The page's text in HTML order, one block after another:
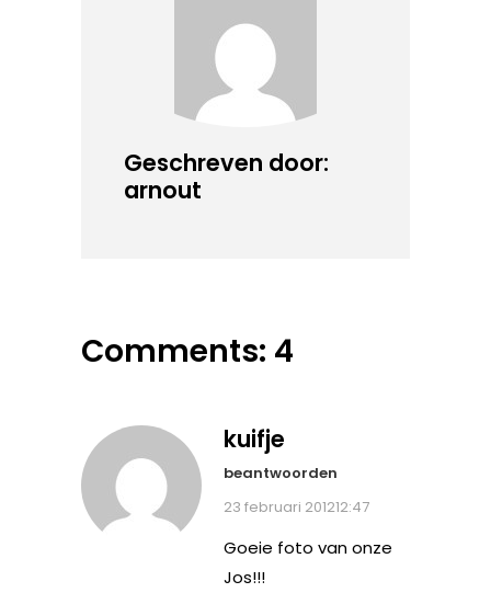
Geschreven door:
arnout
Comments: 4
kuifje
beantwoorden
23 februari 201212:47
Goeie foto van onze
Jos!!!